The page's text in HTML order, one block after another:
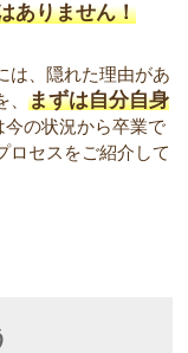
ありません！
は、隠れた理由があ
、まずは自分自身
今の状況から卒業で
ロセスをご紹介して